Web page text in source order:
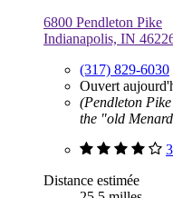
6800 Pendleton Pike
Indianapolis, IN
(317) 829-6030
Ouvert
(Pendleton
the "old
Distance estimée